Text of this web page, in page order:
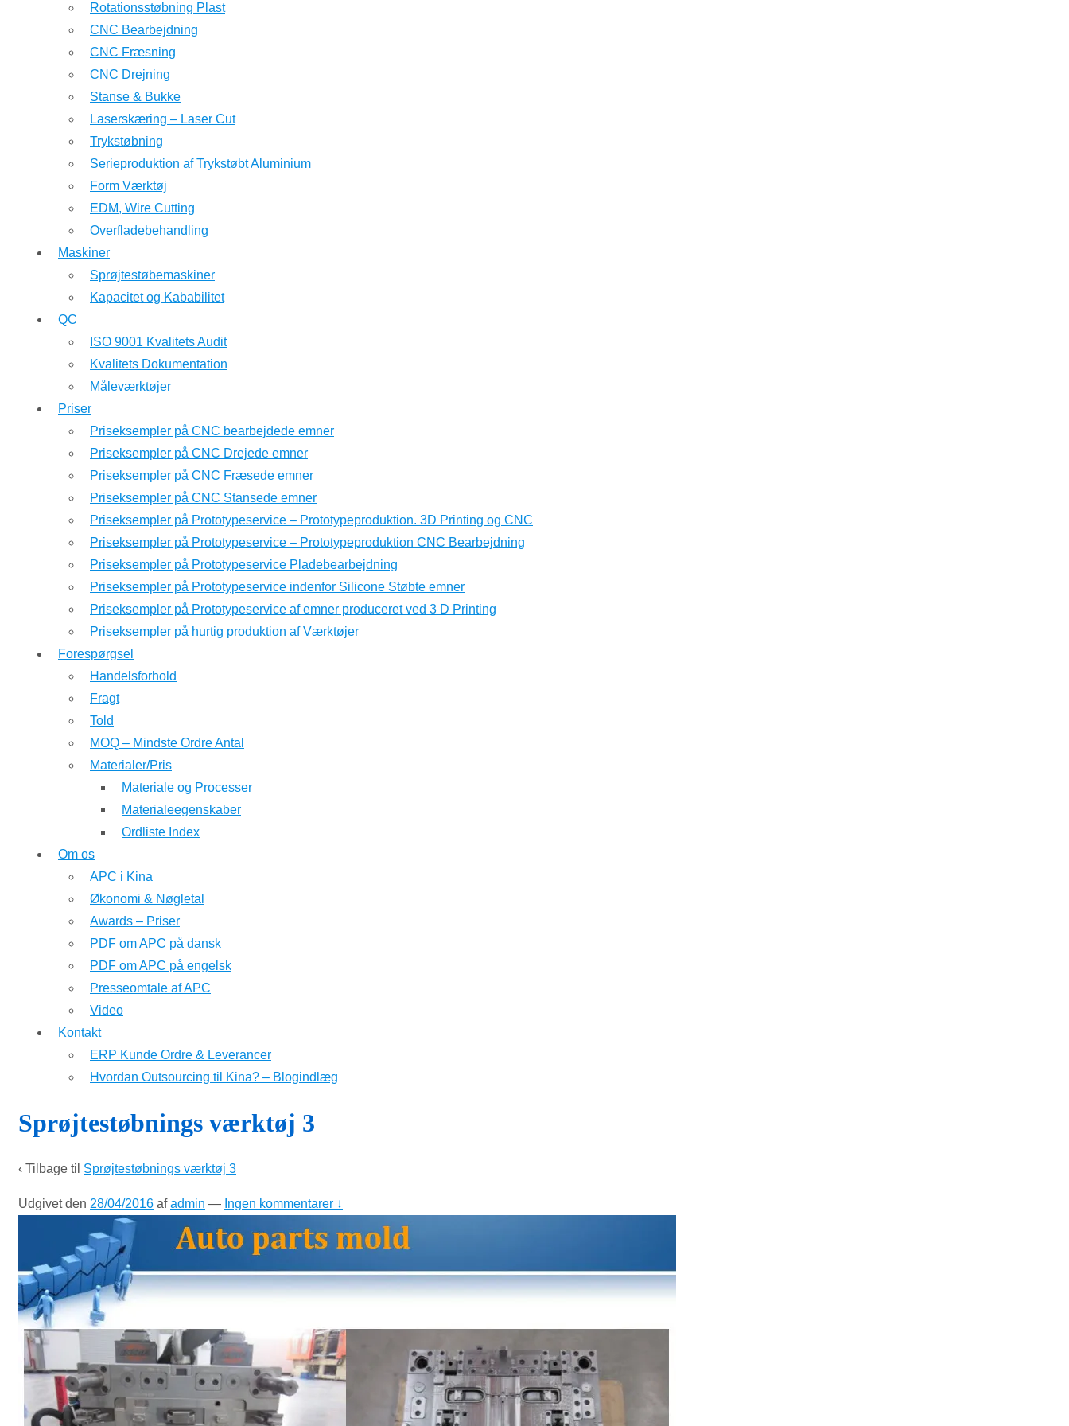
Rotationsstøbning Plast
CNC Bearbejdning
CNC Fræsning
CNC Drejning
Stanse & Bukke
Laserskæring – Laser Cut
Trykstøbning
Serieproduktion af Trykstøbt Aluminium
Form Værktøj
EDM, Wire Cutting
Overfladebehandling
Maskiner
Sprøjtestøbemaskiner
Kapacitet og Kababilitet
QC
ISO 9001 Kvalitets Audit
Kvalitets Dokumentation
Måleværktøjer
Priser
Priseksempler på CNC bearbejdede emner
Priseksempler på CNC Drejede emner
Priseksempler på CNC Fræsede emner
Priseksempler på CNC Stansede emner
Priseksempler på Prototypeservice – Prototypeproduktion. 3D Printing og CNC
Priseksempler på Prototypeservice – Prototypeproduktion CNC Bearbejdning
Priseksempler på Prototypeservice Pladebearbejdning
Priseksempler på Prototypeservice indenfor Silicone Støbte emner
Priseksempler på Prototypeservice af emner produceret ved 3 D Printing
Priseksempler på hurtig produktion af Værktøjer
Forespørgsel
Handelsforhold
Fragt
Told
MOQ – Mindste Ordre Antal
Materialer/Pris
Materiale og Processer
Materialeegenskaber
Ordliste Index
Om os
APC i Kina
Økonomi & Nøgletal
Awards – Priser
PDF om APC på dansk
PDF om APC på engelsk
Presseomtale af APC
Video
Kontakt
ERP Kunde Ordre & Leverancer
Hvordan Outsourcing til Kina? – Blogindlæg
Sprøjtestøbnings værktøj 3
‹ Tilbage til Sprøjtestøbnings værktøj 3
Udgivet den 28/04/2016 afadmin — Ingen kommentarer ↓